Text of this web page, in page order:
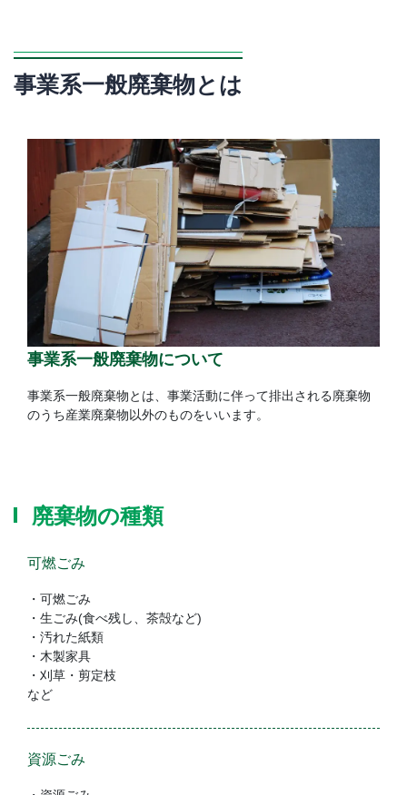
事業系一般廃棄物とは
事業系一般廃棄物について
事業系一般廃棄物とは、事業活動に伴って排出される廃棄物
のうち産業廃棄物以外のものをいいます。
廃棄物の種類
可燃ごみ
・可燃ごみ
・生ごみ(食べ残し、茶殻など)
・汚れた紙類
・木製家具
・刈草・剪定枝
など
資源ごみ